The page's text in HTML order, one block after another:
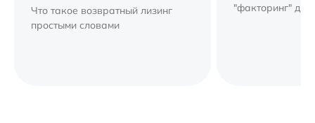
Что такое возвратный лизинг
простыми словами
"факторинг" для